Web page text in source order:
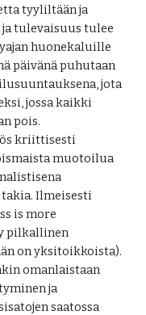
tyyliltään ja
tulevaisuus tulee
huonekaluille
päivänä puhutaan
jota
jossa kaikki
pois.
kriittisesti
muotoilua
Ilmeisesti
is more
pilkallinen
on yksitoikkoista).
omanlaistaan
ja
saatossa